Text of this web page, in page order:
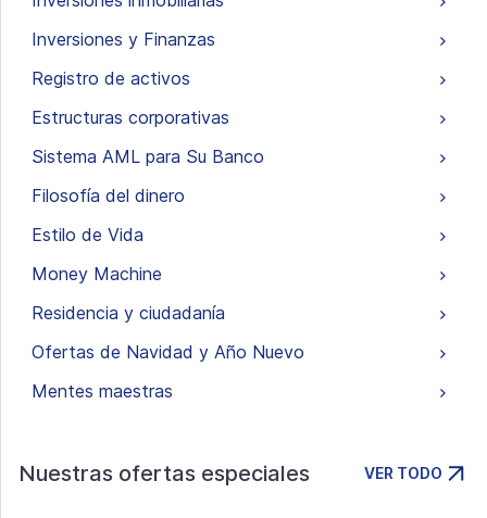
Inversiones y Finanzas
Registro de activos
Estructuras corporativas
Sistema AML para Su Banco
Filosofía del dinero
Estilo de Vida
Money Machine
Residencia y ciudadanía
Ofertas de Navidad y Año Nuevo
Mentes maestras
Nuestras ofertas especiales VER TODO